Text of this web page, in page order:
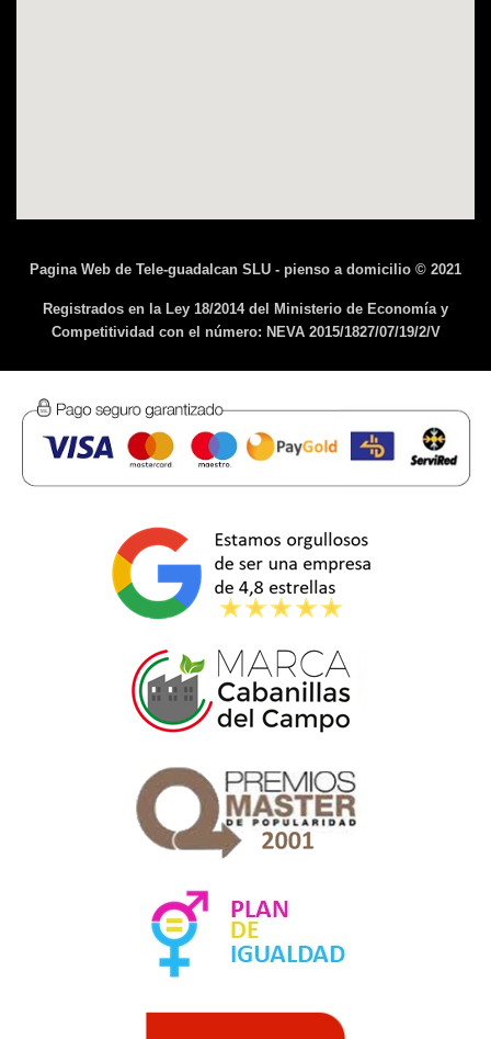
Pagina Web de Tele-guadalcan SLU - pienso a domicilio © 2021
Registrados en la Ley 18/2014 del Ministerio de Economía y
Competitividad con el número: NEVA 2015/1827/07/19/2/V